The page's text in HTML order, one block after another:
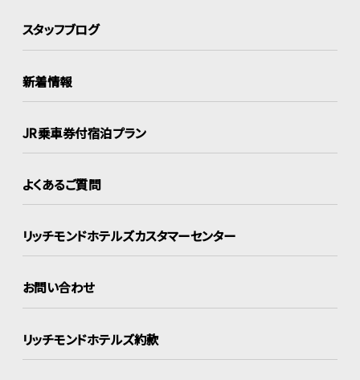
スタッフブログ
新着情報
JR乗車券付宿泊プラン
よくあるご質問
リッチモンドホテルズカスタマーセンター
お問い合わせ
リッチモンドホテルズ約款